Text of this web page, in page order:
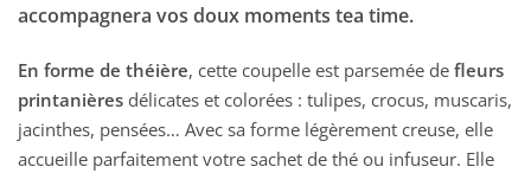
accompagnera vos doux moments tea time.
En forme de théière, cette coupelle est parsemée de fleurs
printanières délicates et colorées : tulipes, crocus, muscaris,
jacinthes, pensées… Avec sa forme légèrement creuse, elle
accueille parfaitement votre sachet de thé ou infuseur. Elle